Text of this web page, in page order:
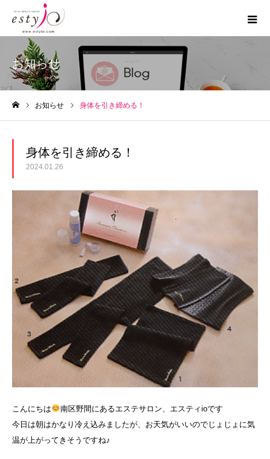
お知らせ
お知らせ 身体を引き締める！
身体を引き締める！
2024.01.26
こんにちは
南区野間にあるエステサロン、エスティioです
今日は朝はかなり冷え込みましたが、お天気がいいのでじょじょに気
温が上がってきそうですね♪